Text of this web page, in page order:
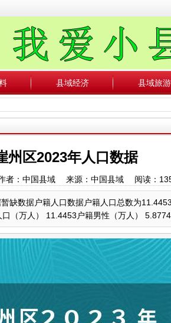
县域经济 县域旅游
州区2023年人口数据
者：中国县域 来源：中国县域 阅读：
缺数据户籍人口数据户籍人口总数为
（万人） 11.4453户籍男性（万人）